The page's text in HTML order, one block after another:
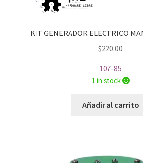
KIT GENERADOR ELECTRICO
$220.00
107-85
1 in stock
Añadir al carrito